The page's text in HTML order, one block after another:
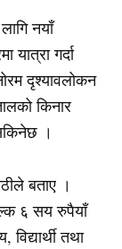
नयाँ
गर्दा
दृश्यावलोकन
किनार
।
बताए ।
६ सय रुपैयाँ
तथा